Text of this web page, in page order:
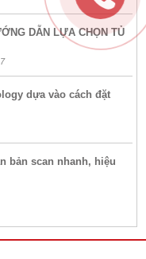
DẪN LỰA CHỌN TỦ
dựa vào cách đặt
bản scan nhanh, hiệu